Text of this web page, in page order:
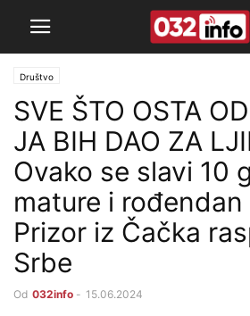
Društvo
SVE ŠTO OSTA
JA BIH DAO ZA
Ovako se slavi 10
mature i
Prizor iz Čačka
Srbe
Od 032info - 15.06.2024